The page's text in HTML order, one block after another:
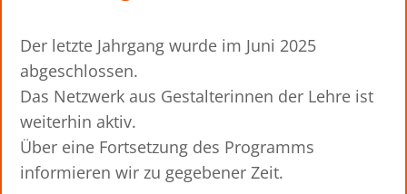
Der letzte Jahrgang wurde im Juni 2025
abgeschlossen.
Das Netzwerk aus Gestalterinnen der Lehre ist
weiterhin aktiv.
Über eine Fortsetzung des Programms
informieren wir zu gegebener Zeit.